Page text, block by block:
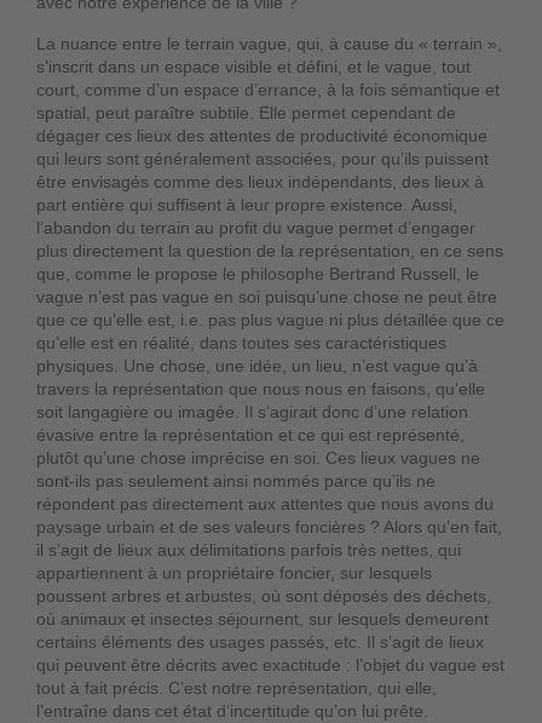
La nuance entre le terrain vague, qui, à cause du « terrain »,
s’inscrit dans un espace visible et défini, et le vague, tout
court, comme d’un espace d’errance, à la fois sémantique et
spatial, peut paraître subtile. Elle permet cependant de
dégager ces lieux des attentes de productivité économique
qui leurs sont généralement associées, pour qu’ils puissent
être envisagés comme des lieux indépendants, des lieux à
part entière qui suffisent à leur propre existence. Aussi,
l’abandon du terrain au profit du vague permet d’engager
plus directement la question de la représentation, en ce sens
que, comme le propose le philosophe Bertrand Russell, le
vague n’est pas vague en soi puisqu’une chose ne peut être
que ce qu’elle est, i.e. pas plus vague ni plus détaillée que ce
qu’elle est en réalité, dans toutes ses caractéristiques
physiques. Une chose, une idée, un lieu, n’est vague qu’à
travers la représentation que nous nous en faisons, qu’elle
soit langagière ou imagée. Il s’agirait donc d’une relation
évasive entre la représentation et ce qui est représenté,
plutôt qu’une chose imprécise en soi. Ces lieux vagues ne
sont-ils pas seulement ainsi nommés parce qu’ils ne
répondent pas directement aux attentes que nous avons du
paysage urbain et de ses valeurs foncières ? Alors qu’en fait,
il s’agit de lieux aux délimitations parfois très nettes, qui
appartiennent à un propriétaire foncier, sur lesquels
poussent arbres et arbustes, où sont déposés des déchets,
où animaux et insectes séjournent, sur lesquels demeurent
certains éléments des usages passés, etc. Il s’agit de lieux
qui peuvent être décrits avec exactitude : l’objet du vague est
tout à fait précis. C’est notre représentation, qui elle,
l’entraîne dans cet état d’incertitude qu’on lui prête.